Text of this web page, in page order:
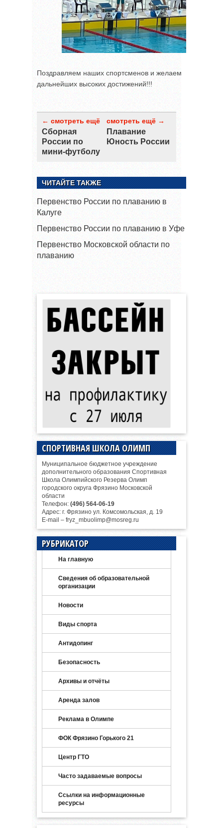
Поздравляем наших спортсменов и желаем
дальнейших высоких достижений!!!
← смотреть ещё
Сборная
России по
мини-футболу
смотреть ещё →
Плавание
Юность России
ЧИТАЙТЕ ТАКЖЕ
Первенство России по плаванию в
Калуге
Первенство России по плаванию в Уфе
Первенство Московской области по
плаванию
СПОРТИВНАЯ ШКОЛА ОЛИМП
Муниципальное бюджетное учреждение
дополнительного образования Спортивная
Школа Олимпийского Резерва Олимп
городского округа Фрязино Московской
области
Телефон: (496) 564-06-19
Адрес: г. Фрязино ул. Комсомольская, д. 19
E-mail – fryz_mbuolimp@mosreg.ru
РУБРИКАТОР
На главную
Сведения об образовательной
организации
Новости
Виды спорта
Антидопинг
Безопасность
Архивы и отчёты
Аренда залов
Реклама в Олимпе
ФОК Фрязино Горького 21
Центр ГТО
Часто задаваемые вопросы
Ссылки на информационные
ресурсы